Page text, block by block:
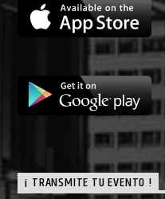
¡ TRANSMITE TU EVENTO !